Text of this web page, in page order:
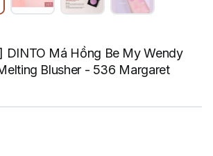
DINTO Má Hồng Be My Wendy
Blusher - 536 Margaret